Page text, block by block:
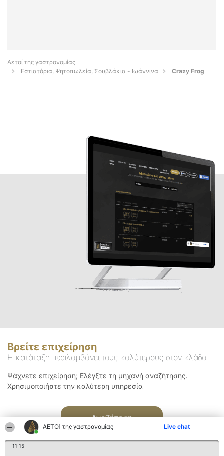
ΑΕΤΟΊ της γαστρονομίας Live chat
11:15
Αετοί της γαστρονομίας
Εστιατόρια, Ψητοπωλεία, Σουβλάκια - Ιωάννινα
Crazy Frog
Βρείτε επιχείρηση
Η κατάταξη περιλαμβάνει τους καλύτερους στον κλάδο
Ψάχνετε επιχείρηση; Ελέγξτε τη μηχανή αναζήτησης.
Χρησιμοποιήστε την καλύτερη υπηρεσία
Αναζήτηση